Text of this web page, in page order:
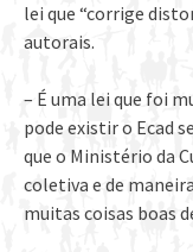
lei que “corrige
autorais.
– É uma lei que foi
pode existir o Ecad
que o Ministério da
coletiva e de
muitas coisas boas